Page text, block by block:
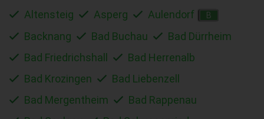
Altensteig
Asperg Aulendorf B
Backnang Bad Buchau
Bad Dürrheim
Bad Friedrichshall
Bad Herrenalb
Bad Krozingen
Bad Liebenzell
Bad Mergentheim
Bad Rappenau